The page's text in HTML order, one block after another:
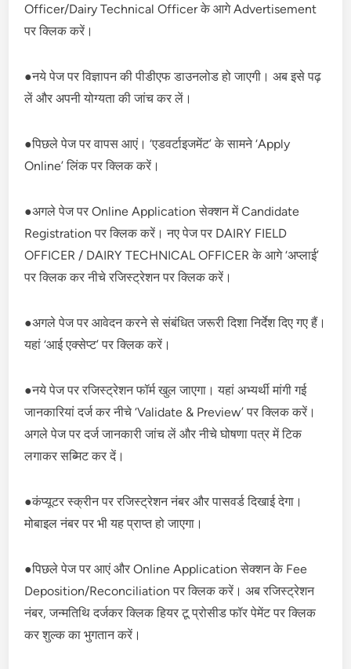
Officer/Dairy Technical Officer के आगे Advertisement
पर क्लिक करें।
●नये पेज पर विज्ञापन की पीडीएफ डाउनलोड हो जाएगी। अब इसे पढ़
लें और अपनी योग्यता की जांच कर लें।
●पिछले पेज पर वापस आएं। ‘एडवर्टाइजमेंट’ के सामने ‘Apply
Online’ लिंक पर क्लिक करें।
●अगले पेज पर Online Application सेक्शन में Candidate
Registration पर क्लिक करें। नए पेज पर DAIRY FIELD
OFFICER / DAIRY TECHNICAL OFFICER के आगे ‘अप्लाई’
पर क्लिक कर नीचे रजिस्ट्रेशन पर क्लिक करें।
●अगले पेज पर आवेदन करने से संबंधित जरूरी दिशा निर्देश दिए गए हैं।
यहां ‘आई एक्सेप्ट’ पर क्लिक करें।
●नये पेज पर रजिस्ट्रेशन फॉर्म खुल जाएगा। यहां अभ्यर्थी मांगी गई
जानकारियां दर्ज कर नीचे ‘Validate & Preview’ पर क्लिक करें।
अगले पेज पर दर्ज जानकारी जांच लें और नीचे घोषणा पत्र में टिक
लगाकर सब्मिट कर दें।
●कंप्यूटर स्क्रीन पर रजिस्ट्रेशन नंबर और पासवर्ड दिखाई देगा।
मोबाइल नंबर पर भी यह प्राप्त हो जाएगा।
●पिछले पेज पर आएं और Online Application सेक्शन के Fee
Deposition/Reconciliation पर क्लिक करें। अब रजिस्ट्रेशन
नंबर, जन्मतिथि दर्जकर क्लिक हियर टू प्रोसीड फॉर पेमेंट पर क्लिक
कर शुल्क का भुगतान करें।